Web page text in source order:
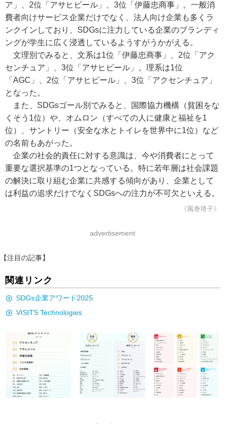
ア」、2位「アサヒビール」、3位「伊藤忠商事」。一般消
費者向けサービス企業だけでなく、法人向け企業も多くラ
ンクインしており、SDGsに注力している企業のブランディ
ングが学生に広く浸透しているようすがうかがえる。
文理別でみると、文系は1位「伊藤忠商事」、2位「アク
センチュア」、3位「アサヒビール」。理系は1位
「AGC」、2位「アサヒビール」、3位「アクセンチュア」
となった。
また、SDGsゴール別でみると、国際協力機構（貧困をな
くそう1位）や、オムロン（すべての人に健康と福祉を1
位）、サントリー（安全な水とトイレを世界中に1位）など
の名前もあがった。
企業の社会的責任に対する意識は、今や消費者にとって
重要な選択基準の1つとなっている。特に若年層は社会課題
の解決に取り組む企業に共感する傾向があり、企業として
は利益の追求だけでなくSDGsへの注力が不可欠といえる。
《風巻塔子》
advertisement
【注目の記事】
関連リンク
SDGs企業アワード2025
VISITS Technologies